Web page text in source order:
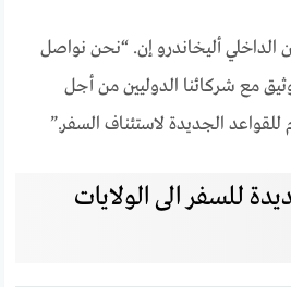
الداخلي أليخاندرو إن. “نحن نواصل
مع شركائنا الدوليين من أجل
للقواعد الجديدة لاستئناف السفر.”
للسفر الى الولايات